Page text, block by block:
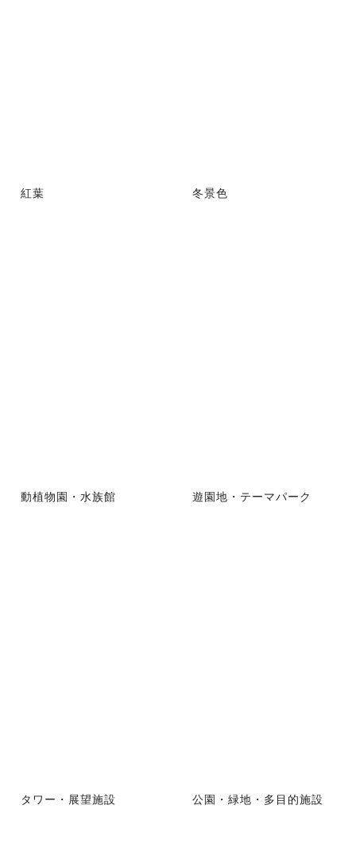
紅葉 冬景色
動植物園・水族館 遊園地・テーマパーク
タワー・展望施設 公園・緑地・多目的施設